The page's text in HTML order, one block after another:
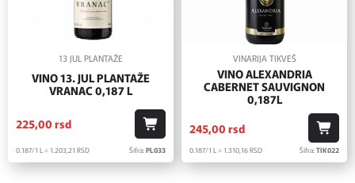
13 JUL PLANTAŽE
VINO 13. JUL PLANTAŽE
VRANAC 0,187 L
225,00 rsd
0.187/1 L = 1.203,21 RSD Šifra:PL033
VINARIJA TIKVEŠ
VINO ALEXANDRIA
CABERNET SAUVIGNON
0,187L
245,00 rsd
0.187/1 L = 1.310,16RSD Šifra:TIK022